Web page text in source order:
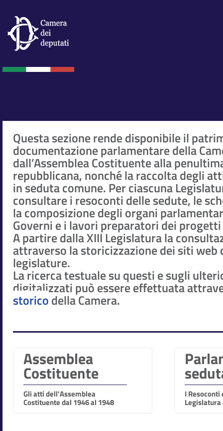
Questa sezione rende disponibile il
documentazione parlamentare della
dall’Assemblea Costituente alla
repubblicana, nonché la raccolta degli
in seduta comune. Per ciascuna
consultare i resoconti delle sedute, le
la composizione degli organi
Governi e i lavori preparatori dei
A partire dalla XIII Legislatura la
attraverso la storicizzazione dei siti web
legislature.
La ricerca testuale su questi e sugli
digitalizzati può essere effettuata
storicodella Camera.
Assemblea
Costituente
Gli atti dell'Assemblea
Costituente dal 1946 al 1948
I
Legislatura